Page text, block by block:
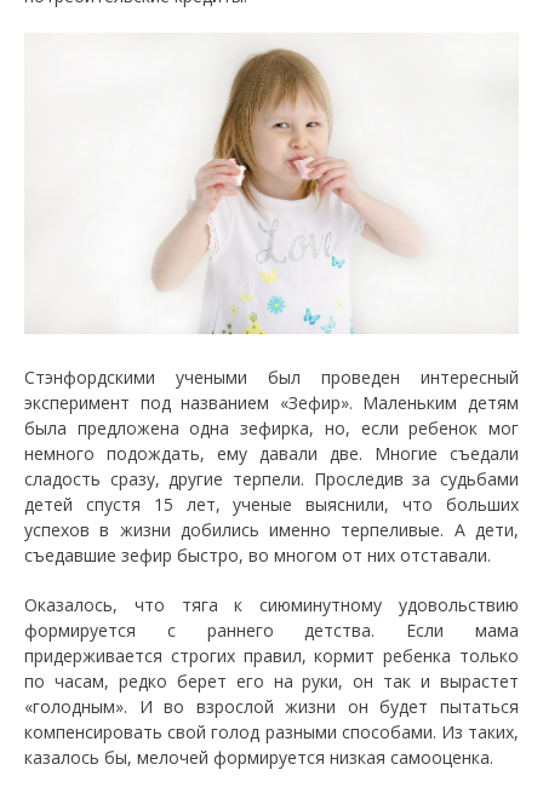
Стэнфордскими учеными был проведен интересный
эксперимент под названием «Зефир». Маленьким детям
была предложена одна зефирка, но, если ребенок мог
немного подождать, ему давали две. Многие съедали
сладость сразу, другие терпели. Проследив за судьбами
детей спустя 15 лет, ученые выяснили, что больших
успехов в жизни добились именно терпеливые. А дети,
съедавшие зефир быстро, во многом от них отставали.
Оказалось, что тяга к сиюминутному удовольствию
формируется с раннего детства. Если мама
придерживается строгих правил, кормит ребенка только
по часам, редко берет его на руки, он так и вырастет
«голодным». И во взрослой жизни он будет пытаться
компенсировать свой голод разными способами. Из таких,
казалось бы, мелочей формируется низкая самооценка.